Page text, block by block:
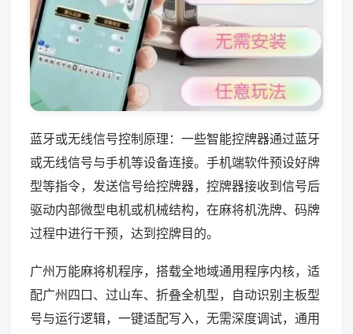
蓝牙或无线信号控制原理：一些智能控牌器通过蓝牙
或无线信号与手机等设备连接。手机端软件预设好牌
型等指令，发送信号给控牌器，控牌器接收到信号后
驱动内部微型电机或机械结构，在麻将机洗牌、码牌
过程中进行干预，达到控牌目的。
广州万能麻将机程序，搭载全地域通用程序内核，适
配广州四口、过山车、折叠全机型，自动识别主板型
号与运行逻辑，一键适配写入，无需深度调试，通用